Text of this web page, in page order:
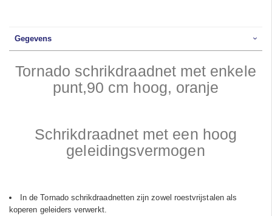
Gegevens
Tornado schrikdraadnet met enkele
punt,90 cm hoog, oranje
Schrikdraadnet met een hoog
geleidingsvermogen
In de Tornado schrikdraadnetten zijn zowel roestvrijstalen als
koperen geleiders verwerkt.